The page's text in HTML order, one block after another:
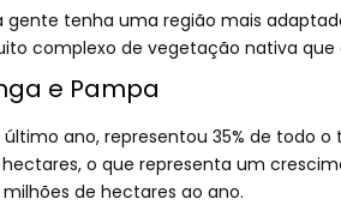
gente tenha uma região mais
complexo de vegetação nativa que
e Pampa
ano, representou 35% de todo o
hectares, o que representa um
de hectares ao ano.